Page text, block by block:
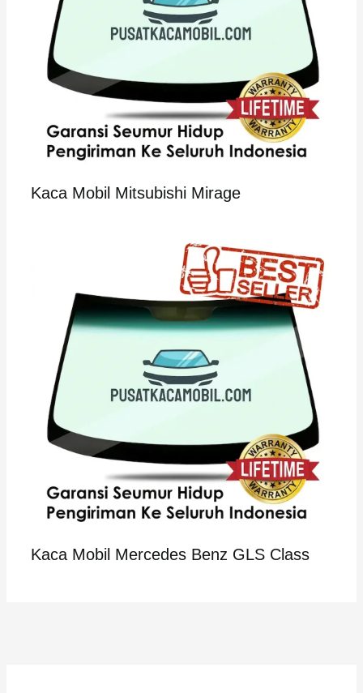
Kaca Mobil Mitsubishi Mirage
Kaca Mobil Mercedes Benz GLS Class